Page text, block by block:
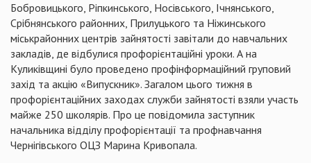
Бобровицького, Ріпкинського, Носівського, Ічнянського,
Срібнянського районних, Прилуцького та Ніжинського
міськрайонних центрів зайнятості завітали до навчальних
закладів, де відбулися профорієнтаційні уроки. А на
Куликівщині було проведено профінформаційний груповий
захід та акцію «Випускник». Загалом цього тижня в
профорієнтаційних заходах служби зайнятості взяли участь
майже 250 школярів. Про це повідомила заступник
начальника відділу профорієнтації та профнавчання
Чернігівського ОЦЗ Марина Кривопала.